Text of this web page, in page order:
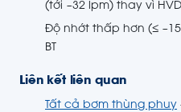
(tới ~32 lpm) thay vì
Độ nhớt thấp hơn (≤
BT
Liên kết liên quan
Tất cả bơm thùng phuy